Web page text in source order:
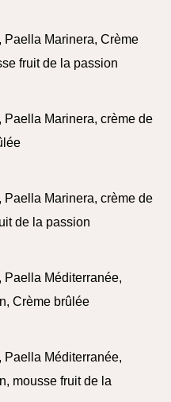
Paella Marinera, Crème
fruit de la passion
Paella Marinera, crème de
Paella Marinera, crème de
de la passion
Paella Méditerranée,
Crème brûlée
Paella Méditerranée,
mousse fruit de la